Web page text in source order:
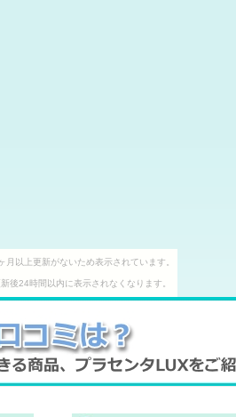
月以上更新がないため表示されています。
後24時間以内に表示されなくなります。